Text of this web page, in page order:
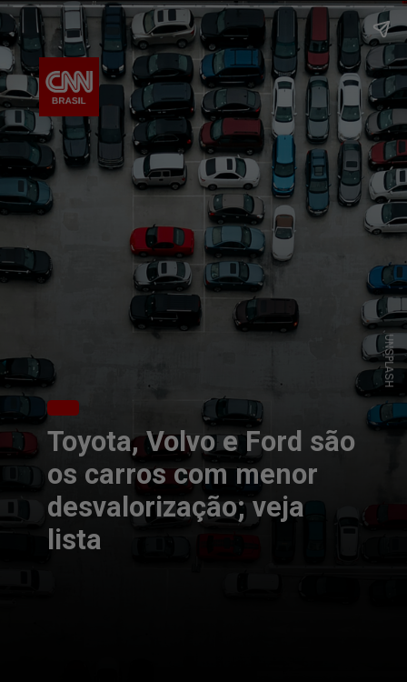
Toyota, Volvo e Ford são
os carros com menor
desvalorização; veja
lista
UNSPLASH